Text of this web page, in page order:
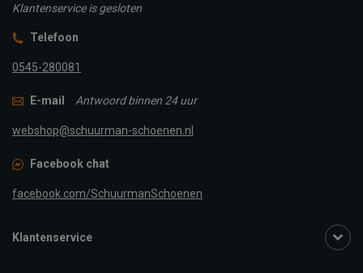
Klantenservice is gesloten
Telefoon
0545-280081
E-mail Antwoord binnen 24 uur
webshop@schuurman-schoenen.nl
Facebook chat
facebook.com/SchuurmanSchoenen
Klantenservice